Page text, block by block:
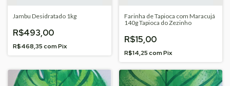
Jambu Desidratado 1kg
R$493,00
R$468,35comPix
Farinha de Tapioca com Maracujá
140g Tapioca do Zezinho
R$15,00
R$14,25comPix